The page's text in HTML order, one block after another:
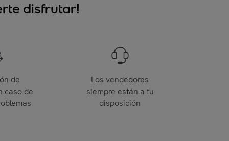
disfrutar!
de
caso de
Los vendedores
siempre están a tu
disposición